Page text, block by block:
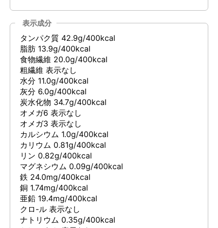
表示成分
タンパク質 42.9g/400kcal
脂肪 13.9g/400kcal
食物繊維 20.0g/400kcal
粗繊維 表示なし
水分 11.0g/400kcal
灰分 6.0g/400kcal
炭水化物 34.7g/400kcal
オメガ6 表示なし
オメガ3 表示なし
カルシウム 1.0g/400kcal
カリウム 0.81g/400kcal
リン 0.82g/400kcal
マグネシウム 0.09g/400kcal
鉄 24.0mg/400kcal
銅 1.74mg/400kcal
亜鉛 19.4mg/400kcal
クロ-ル 表示なし
ナトリウム 0.35g/400kcal